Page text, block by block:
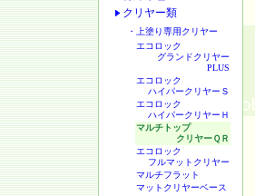
クリヤー類
・上塗り専用クリヤー
エコロック
グランドクリヤー
PLUS
エコロック
ハイパークリヤーＳ
エコロック
ハイパークリヤーＨ
マルチトップ
クリヤーＱＲ
エコロック
フルマットクリヤー
マルチフラット
マットクリヤーベース